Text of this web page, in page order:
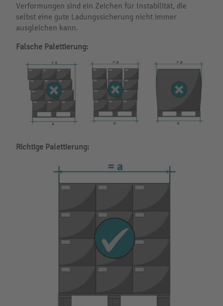
Verformungen sind ein Zeichen für Instabilität, die
selbst eine gute Ladungssicherung nicht immer
ausgleichen kann.
Falsche Palettierung:
Richtige Palettierung: